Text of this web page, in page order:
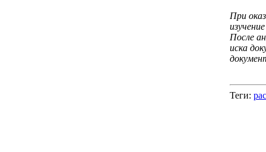
При
После
иска
Теги: